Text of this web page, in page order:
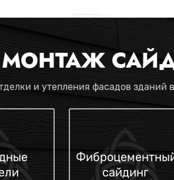
и утепления фасадов
сайдинг